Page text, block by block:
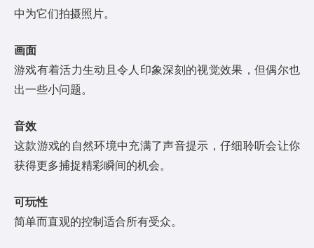
中为它们拍摄照片。
画面
游戏有着活力生动且令人印象深刻的视觉效果，但偶尔也
出一些小问题。
音效
这款游戏的自然环境中充满了声音提示，仔细聆听会让你
获得更多捕捉精彩瞬间的机会。
可玩性
简单而直观的控制适合所有受众。